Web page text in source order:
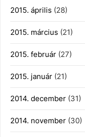
2015. április (28)
2015. március (21)
2015. február (27)
2015. január (21)
2014. december (31)
2014. november (30)